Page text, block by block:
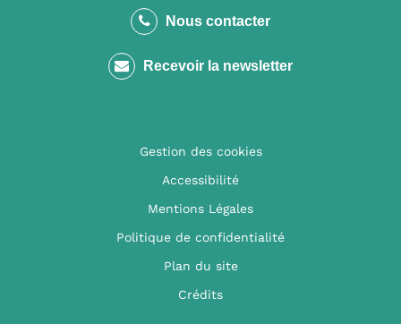
le
Facebook
le
Instagram
la
Youtube
Nous contacter
Recevoir la newsletter
Gestion des cookies
Accessibilité
Mentions Légales
Politique de confidentialité
Plan du site
Crédits